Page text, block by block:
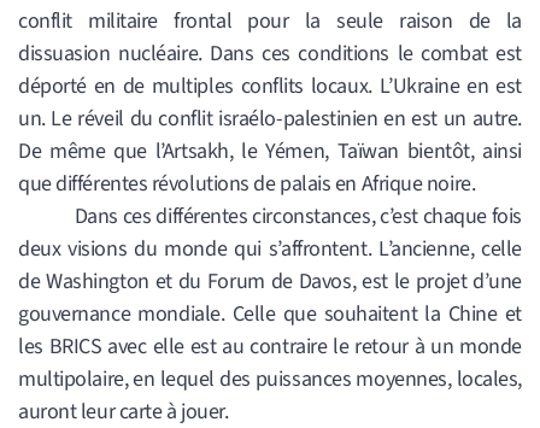
conflit militaire frontal pour la seule raison de la
dissuasion nucléaire. Dans ces conditions le combat est
déporté en de multiples conflits locaux. L’Ukraine en est
un. Le réveil du conflit israélo-palestinien en est un autre.
De même que l’Artsakh, le Yémen, Taïwan bientôt, ainsi
que différentes révolutions de palais en Afrique noire.
Dans ces différentes circonstances, c’est chaque fois
deux visions du monde qui s’affrontent. L’ancienne, celle
de Washington et du Forum de Davos, est le projet d’une
gouvernance mondiale. Celle que souhaitent la Chine et
les BRICS avec elle est au contraire le retour à un monde
multipolaire, en lequel des puissances moyennes, locales,
auront leur carte à jouer.